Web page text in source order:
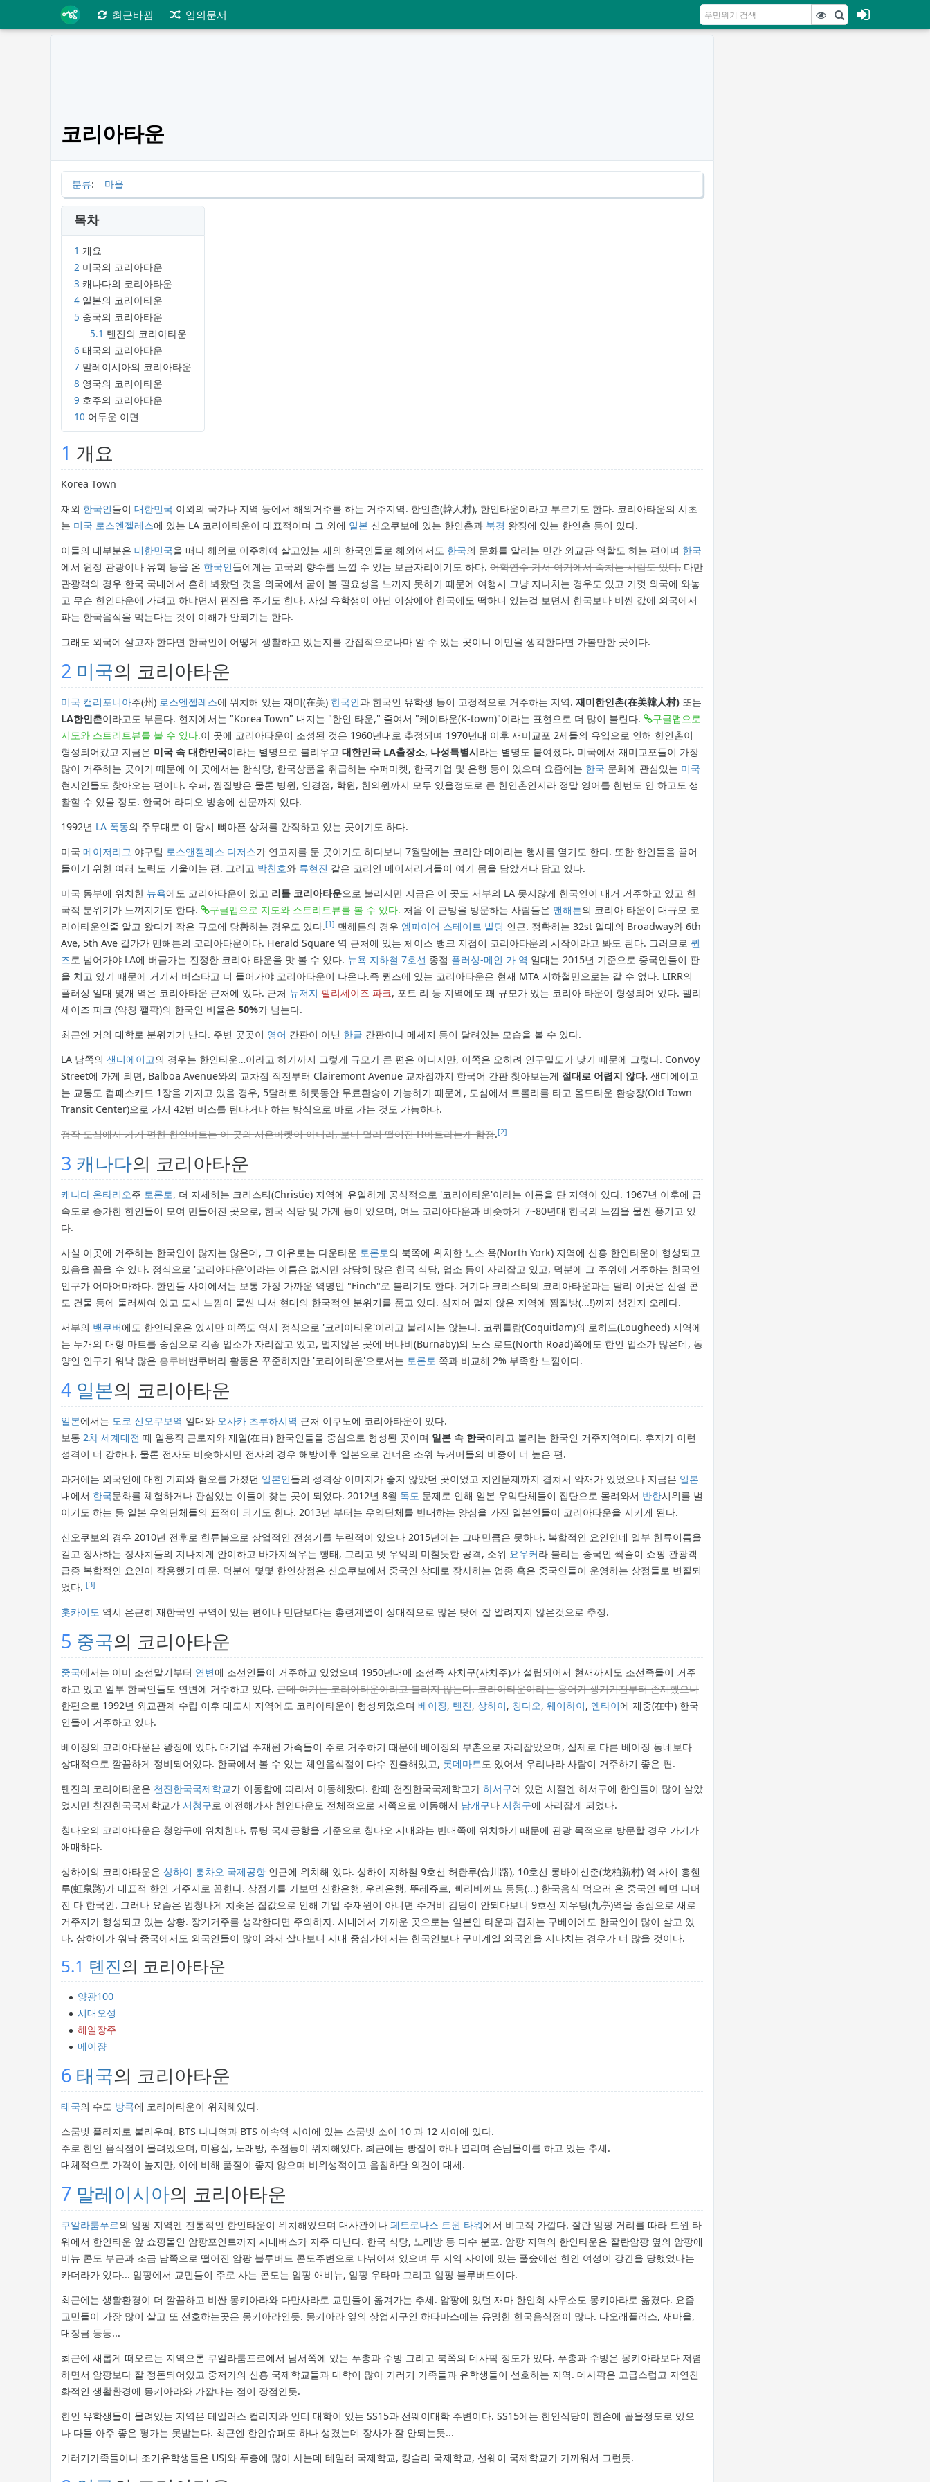
최근바뀜 임의문서
코리아타운
분류: 마을
목차
1 개요
2 미국의 코리아타운
3 캐나다의 코리아타운
4 일본의 코리아타운
5 중국의 코리아타운
5.1 톈진의 코리아타운
6 태국의 코리아타운
7 말레이시아의 코리아타운
8 영국의 코리아타운
9 호주의 코리아타운
10 어두운 이면
1 개요
Korea Town
재외 한국인들이 대한민국 이외의 국가나 지역 등에서 해외거주를 하는 거주지역. 한인촌(韓人村), 한인타운이라고 부르기도 한다. 코리아타운의 시초
는 미국 로스엔젤레스에 있는 LA 코리아타운이 대표적이며 그 외에 일본 신오쿠보에 있는 한인촌과 북경 왕징에 있는 한인촌 등이 있다.
이들의 대부분은 대한민국을 떠나 해외로 이주하여 살고있는 재외 한국인들로 해외에서도 한국의 문화를 알리는 민간 외교관 역할도 하는 편이며 한국
에서 원정 관광이나 유학 등을 온 한국인들에게는 고국의 향수를 느낄 수 있는 보금자리이기도 하다. 어학연수 가서 여기에서 죽치는 사람도 있다. 다만
관광객의 경우 한국 국내에서 흔히 봐왔던 것을 외국에서 굳이 볼 필요성을 느끼지 못하기 때문에 여행시 그냥 지나치는 경우도 있고 기껏 외국에 와놓
고 무슨 한인타운에 가려고 하냐면서 핀잔을 주기도 한다. 사실 유학생이 아닌 이상에야 한국에도 떡하니 있는걸 보면서 한국보다 비싼 값에 외국에서
파는 한국음식을 먹는다는 것이 이해가 안되기는 한다.
그래도 외국에 살고자 한다면 한국인이 어떻게 생활하고 있는지를 간접적으로나마 알 수 있는 곳이니 이민을 생각한다면 가볼만한 곳이다.
2 미국의 코리아타운
미국 캘리포니아주(州) 로스엔젤레스에 위치해 있는 재미(在美) 한국인과 한국인 유학생 등이 고정적으로 거주하는 지역. 재미한인촌(在美韓人村) 또는
LA한인촌이라고도 부른다. 현지에서는 "Korea Town" 내지는 "한인 타운," 줄여서 "케이타운(K-town)"이라는 표현으로 더 많이 불린다.
구글맵으로
지도와 스트리트뷰를 볼 수 있다.이 곳에 코리아타운이 조성된 것은 1960년대로 추정되며 1970년대 이후 재미교포 2세들의 유입으로 인해 한인촌이
형성되어갔고 지금은 미국 속 대한민국이라는 별명으로 불리우고 대한민국 LA출장소, 나성특별시라는 별명도 붙여졌다. 미국에서 재미교포들이 가장
많이 거주하는 곳이기 때문에 이 곳에서는 한식당, 한국상품을 취급하는 수퍼마켓, 한국기업 및 은행 등이 있으며 요즘에는 한국 문화에 관심있는 미국
현지인들도 찾아오는 편이다. 수퍼, 찜질방은 물론 병원, 안경점, 학원, 한의원까지 모두 있을정도로 큰 한인촌인지라 정말 영어를 한번도 안 하고도 생
활할 수 있을 정도. 한국어 라디오 방송에 신문까지 있다.
1992년 LA 폭동의 주무대로 이 당시 뼈아픈 상처를 간직하고 있는 곳이기도 하다.
미국 메이저리그 야구팀 로스앤젤레스 다저스가 연고지를 둔 곳이기도 하다보니 7월말에는 코리안 데이라는 행사를 열기도 한다. 또한 한인들을 끌어
들이기 위한 여러 노력도 기울이는 편. 그리고 박찬호와 류현진 같은 코리안 메이저리거들이 여기 몸을 담았거나 담고 있다.
미국 동부에 위치한 뉴욕에도 코리아타운이 있고 리틀 코리아타운으로 불리지만 지금은 이 곳도 서부의 LA 못지않게 한국인이 대거 거주하고 있고 한
국적 분위기가 느껴지기도 한다.
구글맵으로 지도와 스트리트뷰를 볼 수 있다. 처음 이 근방을 방문하는 사람들은 맨해튼의 코리아 타운이 대규모 코
리아타운인줄 알고 왔다가 작은 규모에 당황하는 경우도 있다.[1] 맨해튼의 경우 엠파이어 스테이트 빌딩 인근. 정확히는 32st 일대의 Broadway와 6th
Ave, 5th Ave 길가가 맨해튼의 코리아타운이다. Herald Square 역 근처에 있는 체이스 뱅크 지점이 코리아타운의 시작이라고 봐도 된다. 그러므로 퀸
즈로 넘어가야 LA에 버금가는 진정한 코리아 타운을 맛 볼 수 있다. 뉴욕 지하철 7호선 종점 플러싱-메인 가 역 일대는 2015년 기준으로 중국인들이 판
을 치고 있기 때문에 거기서 버스타고 더 들어가야 코리아타운이 나온다.즉 퀸즈에 있는 코리아타운은 현재 MTA 지하철만으로는 갈 수 없다. LIRR의
플러싱 일대 몇개 역은 코리아타운 근처에 있다. 근처 뉴저지 펠리세이즈 파크, 포트 리 등 지역에도 꽤 규모가 있는 코리아 타운이 형성되어 있다. 펠리
세이즈 파크 (약칭 팰팍)의 한국인 비율은 50%가 넘는다.
최근엔 거의 대학로 분위기가 난다. 주변 곳곳이 영어 간판이 아닌 한글 간판이나 메세지 등이 달려있는 모습을 볼 수 있다.
LA 남쪽의 샌디에이고의 경우는 한인타운…이라고 하기까지 그렇게 규모가 큰 편은 아니지만, 이쪽은 오히려 인구밀도가 낮기 때문에 그렇다. Convoy
Street에 가게 되면, Balboa Avenue와의 교차점 직전부터 Clairemont Avenue 교차점까지 한국어 간판 찾아보는게 절대로 어렵지 않다. 샌디에이고
는 교통도 컴패스카드 1장을 가지고 있을 경우, 5달러로 하룻동안 무료환승이 가능하기 때문에, 도심에서 트롤리를 타고 올드타운 환승장(Old Town
Transit Center)으로 가서 42번 버스를 탄다거나 하는 방식으로 바로 가는 것도 가능하다.
정작 도심에서 가기 편한 한인마트는 이 곳의 시온마켓이 아니라, 보다 멀리 떨어진 H마트라는게 함정.[2]
3 캐나다의 코리아타운
캐나다 온타리오주 토론토, 더 자세히는 크리스티(Christie) 지역에 유일하게 공식적으로 '코리아타운'이라는 이름을 단 지역이 있다. 1967년 이후에 급
속도로 증가한 한인들이 모여 만들어진 곳으로, 한국 식당 및 가게 등이 있으며, 여느 코리아타운과 비슷하게 7~80년대 한국의 느낌을 물씬 풍기고 있
다.
사실 이곳에 거주하는 한국인이 많지는 않은데, 그 이유로는 다운타운 토론토의 북쪽에 위치한 노스 욕(North York) 지역에 신흥 한인타운이 형성되고
있음을 꼽을 수 있다. 정식으로 '코리아타운'이라는 이름은 없지만 상당히 많은 한국 식당, 업소 등이 자리잡고 있고, 덕분에 그 주위에 거주하는 한국인
인구가 어마어마하다. 한인들 사이에서는 보통 가장 가까운 역명인 "Finch"로 불리기도 한다. 거기다 크리스티의 코리아타운과는 달리 이곳은 신설 콘
도 건물 등에 둘러싸여 있고 도시 느낌이 물씬 나서 현대의 한국적인 분위기를 품고 있다. 심지어 멀지 않은 지역에 찜질방(...!)까지 생긴지 오래다.
서부의 밴쿠버에도 한인타운은 있지만 이쪽도 역시 정식으로 '코리아타운'이라고 불리지는 않는다. 코퀴틀람(Coquitlam)의 로히드(Lougheed) 지역에
는 두개의 대형 마트를 중심으로 각종 업소가 자리잡고 있고, 멀지않은 곳에 버나비(Burnaby)의 노스 로드(North Road)쪽에도 한인 업소가 많은데, 동
양인 인구가 워낙 많은 홍쿠버밴쿠버라 활동은 꾸준하지만 '코리아타운'으로서는 토론토 쪽과 비교해 2% 부족한 느낌이다.
4 일본의 코리아타운
일본에서는 도쿄 신오쿠보역 일대와 오사카 츠루하시역 근처 이쿠노에 코리아타운이 있다.
보통 2차 세계대전 때 일용직 근로자와 재일(在日) 한국인들을 중심으로 형성된 곳이며 일본 속 한국이라고 불리는 한국인 거주지역이다. 후자가 이런
성격이 더 강하다. 물론 전자도 비슷하지만 전자의 경우 해방이후 일본으로 건너온 소위 뉴커머들의 비중이 더 높은 편.
과거에는 외국인에 대한 기피와 혐오를 가졌던 일본인들의 성격상 이미지가 좋지 않았던 곳이었고 치안문제까지 겹쳐서 악재가 있었으나 지금은 일본
내에서 한국문화를 체험하거나 관심있는 이들이 찾는 곳이 되었다. 2012년 8월 독도 문제로 인해 일본 우익단체들이 집단으로 몰려와서 반한시위를 벌
이기도 하는 등 일본 우익단체들의 표적이 되기도 한다. 2013년 부터는 우익단체를 반대하는 양심을 가진 일본인들이 코리아타운을 지키게 된다.
신오쿠보의 경우 2010년 전후로 한류붐으로 상업적인 전성기를 누린적이 있으나 2015년에는 그때만큼은 못하다. 복합적인 요인인데 일부 한류이름을
걸고 장사하는 장사치들의 지나치게 안이하고 바가지씌우는 행태, 그리고 넷 우익의 미칠듯한 공격, 소위 요우커라 불리는 중국인 싹슬이 쇼핑 관광객
급증 복합적인 요인이 작용했기 때문. 덕분에 몇몇 한인상점은 신오쿠보에서 중국인 상대로 장사하는 업종 혹은 중국인들이 운영하는 상점들로 변질되
었다. [3]
홋카이도 역시 은근히 재한국인 구역이 있는 편이나 민단보다는 총련계열이 상대적으로 많은 탓에 잘 알려지지 않은것으로 추정.
5 중국의 코리아타운
중국에서는 이미 조선말기부터 연변에 조선인들이 거주하고 있었으며 1950년대에 조선족 자치구(자치주)가 설립되어서 현재까지도 조선족들이 거주
하고 있고 일부 한국인들도 연변에 거주하고 있다. 근데 여기는 코리아타운이라고 불리지 않는다. 코리아타운이라는 용어가 생기기전부터 존재했으니
한편으로 1992년 외교관계 수립 이후 대도시 지역에도 코리아타운이 형성되었으며 베이징, 톈진, 상하이, 칭다오, 웨이하이, 옌타이에 재중(在中) 한국
인들이 거주하고 있다.
베이징의 코리아타운은 왕징에 있다. 대기업 주재원 가족들이 주로 거주하기 때문에 베이징의 부촌으로 자리잡았으며, 실제로 다른 베이징 동네보다
상대적으로 깔끔하게 정비되어있다. 한국에서 볼 수 있는 체인음식점이 다수 진출해있고, 롯데마트도 있어서 우리나라 사람이 거주하기 좋은 편.
톈진의 코리아타운은 천진한국국제학교가 이동함에 따라서 이동해왔다. 한때 천진한국국제학교가 하서구에 있던 시절엔 하서구에 한인들이 많이 살았
었지만 천진한국국제학교가 서청구로 이전해가자 한인타운도 전체적으로 서쪽으로 이동해서 남개구나 서청구에 자리잡게 되었다.
칭다오의 코리아타운은 청양구에 위치한다. 류팅 국제공항을 기준으로 칭다오 시내와는 반대쪽에 위치하기 때문에 관광 목적으로 방문할 경우 가기가
애매하다.
상하이의 코리아타운은 상하이 훙차오 국제공항 인근에 위치해 있다. 상하이 지하철 9호선 허촨루(合川路), 10호선 롱바이신춘(龙柏新村) 역 사이 홍췐
루(虹泉路)가 대표적 한인 거주지로 꼽힌다. 상점가를 가보면 신한은행, 우리은행, 뚜레쥬르, 빠리바께뜨 등등(...) 한국음식 먹으러 온 중국인 빼면 나머
진 다 한국인. 그러나 요즘은 엄청나게 치솟은 집값으로 인해 기업 주재원이 아니면 주거비 감당이 안되다보니 9호선 지우팅(九亭)역을 중심으로 새로
거주지가 형성되고 있는 상황. 장기거주를 생각한다면 주의하자. 시내에서 가까운 곳으로는 일본인 타운과 겹치는 구베이에도 한국인이 많이 살고 있
다. 상하이가 워낙 중국에서도 외국인들이 많이 와서 살다보니 시내 중심가에서는 한국인보다 구미계열 외국인을 지나치는 경우가 더 많을 것이다.
5.1 톈진의 코리아타운
양광100
시대오성
해일장주
메이쟝
6 태국의 코리아타운
태국의 수도 방콕에 코리아타운이 위치해있다.
스쿰빗 플라자로 불리우며, BTS 나나역과 BTS 아속역 사이에 있는 스쿰빗 소이 10 과 12 사이에 있다.
주로 한인 음식점이 몰려있으며, 미용실, 노래방, 주점등이 위치해있다. 최근에는 빵집이 하나 열리며 손님몰이를 하고 있는 추세.
대체적으로 가격이 높지만, 이에 비해 품질이 좋지 않으며 비위생적이고 음침하단 의견이 대세.
7 말레이시아의 코리아타운
쿠알라룸푸르의 암팡 지역엔 전통적인 한인타운이 위치해있으며 대사관이나 페트로나스 트윈 타워에서 비교적 가깝다. 잘란 암팡 거리를 따라 트윈 타
워에서 한인타운 앞 쇼핑몰인 암팡포인트까지 시내버스가 자주 다닌다. 한국 식당, 노래방 등 다수 분포. 암팡 지역의 한인타운은 잘란암팡 옆의 암팡애
비뉴 콘도 부근과 조금 남쪽으로 떨어진 암팡 블루버드 콘도주변으로 나뉘어져 있으며 두 지역 사이에 있는 풀숲에선 한인 여성이 강간을 당했었다는
카더라가 있다... 암팡에서 교민들이 주로 사는 콘도는 암팡 애비뉴, 암팡 우타마 그리고 암팡 블루버드이다.
최근에는 생활환경이 더 깔끔하고 비싼 몽키아라와 다만사라로 교민들이 옮겨가는 추세. 암팡에 있던 재마 한인회 사무소도 몽키아라로 옮겼다. 요즘
교민들이 가장 많이 살고 또 선호하는곳은 몽키아라인듯. 몽키아라 옆의 상업지구인 하타마스에는 유명한 한국음식점이 많다. 다오래플러스, 새마을,
대장금 등등...
최근에 새롭게 떠오르는 지역으론 쿠알라룸프르에서 남서쪽에 있는 푸총과 수방 그리고 북쪽의 데사팍 정도가 있다. 푸총과 수방은 몽키아라보다 저렴
하면서 암팡보다 잘 정돈되어있고 중저가의 신흥 국제학교들과 대학이 많아 기러기 가족들과 유학생들이 선호하는 지역. 데사팍은 고급스럽고 자연친
화적인 생활환경에 몽키아라와 가깝다는 점이 장점인듯.
한인 유학생들이 몰려있는 지역은 테일러스 컬리지와 인티 대학이 있는 SS15과 선웨이대학 주변이다. SS15에는 한인식당이 한손에 꼽을정도로 있으
나 다들 아주 좋은 평가는 못받는다. 최근엔 한인슈퍼도 하나 생겼는데 장사가 잘 안되는듯...
기러기가족들이나 조기유학생들은 USJ와 푸총에 많이 사는데 테일러 국제학교, 킹슬리 국제학교, 선웨이 국제학교가 가까워서 그런듯.